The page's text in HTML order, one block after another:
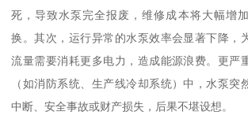
死，导致水泵完全报废，维修成本将大幅增
换。其次，运行异常的水泵效率会显著下降，
流量需要消耗更多电力，造成能源浪费。更严
（如消防系统、生产线冷却系统）中，水泵突
中断、安全事故或财产损失，后果不堪设想。